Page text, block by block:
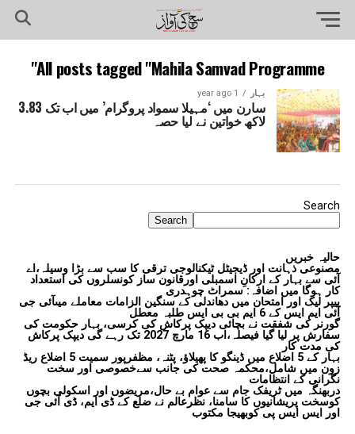
All posts tagged "Mahila Samvad Programme"
بہار 1 year ago
سارن میں ‘مہیلا سمواد پروگرام’ میں اب تک 3.83
لاکھ خواتین نے لیا حصہ
Search
Search
حالیہ خبریں
مصنوعی ذہانت اور ڈیجیٹل ٹیکنالوجی ترقی کا سب سے بڑا وسیلہ،اے
آئی سے بہار کے ارکانِ اسمبلی اورقانون ساز کونسلروں کی استعداد
کار ہوگا میں اضافہ: سمراٹ چوہدری
پیپر لیک اور امتحان میں دھاندلی کے سنگین الزامات معاملے میںآئی جی
آئی ایم ایس کے 6 ایم بی بی ایس طلبہ معطل
گورنر کی شفقت نے بچائی دیپک پرکاش کی کرسی، بہار حکومت کی
سفارش پر لیا گیا فیصلہ،اب 16 مارچ 2027 تک رہے گی دیپک پرکاش
کی مدت کار
بہار کے 5 اضلاع میں ڈینگو کا پھیلاؤ، پٹنہ، مظفرپور سمیت 5 اضلاع ریڈ
زون میں شامل،محکمہ صحت کی جانب سےخصوصی اور سخت
نگرانی کے انتظامات
دربھنگہ میں ٹریفک جام سے عوام بے حال،مریضوں اور اسکولی بچوں
کوسخت پریشانیوں کا سامنا، نظرعالم نے ضلع کے ڈی ایم، ڈی آئی جی
اور ایس ایس پی کوبھیجا مکتوب